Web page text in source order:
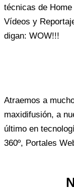
técnicas de
Vídeos y
digan: WOW!!!
Atraemos a
maxidifusión, a
último en
360º, Portales